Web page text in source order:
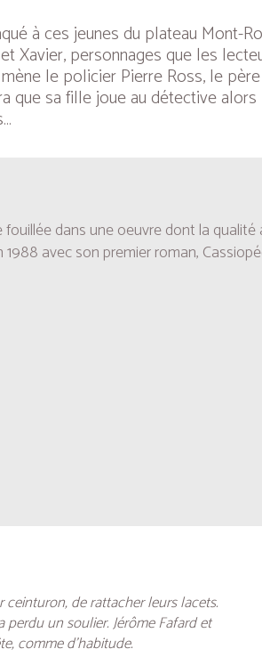
à ces jeunes du plateau Mont-
Xavier, personnages que les
le policier Pierre Ross, le
que sa fille joue au détective alors
dans une oeuvre dont la qualité
avec son premier roman,
de rattacher leurs lacets.
un soulier. Jérôme Fafard et
comme d’habitude.